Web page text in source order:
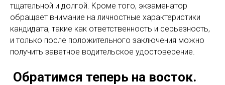
тщательной и долгой. Кроме того, экзаменатор
обращает внимание на личностные характеристики
кандидата, такие как ответственность и серьезность,
и только после положительного заключения можно
получить заветное водительское удостоверение.
Обратимся теперь на восток.